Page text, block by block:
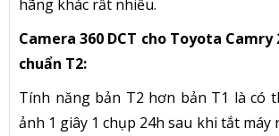
hãng khác rất nhiều.
Camera 360 DCT cho Toyota Camry
chuẩn T2:
Tính năng bản T2 hơn bản T1 là có
ảnh 1 giây 1 chụp 24h sau khi tắt máy